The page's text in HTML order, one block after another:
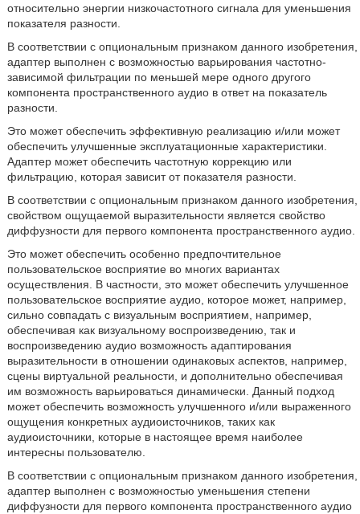
относительно энергии низкочастотного сигнала для уменьшения
показателя разности.
В соответствии с опциональным признаком данного изобретения,
адаптер выполнен с возможностью варьирования частотно-
зависимой фильтрации по меньшей мере одного другого
компонента пространственного аудио в ответ на показатель
разности.
Это может обеспечить эффективную реализацию и/или может
обеспечить улучшенные эксплуатационные характеристики.
Адаптер может обеспечить частотную коррекцию или
фильтрацию, которая зависит от показателя разности.
В соответствии с опциональным признаком данного изобретения,
свойством ощущаемой выразительности является свойство
диффузности для первого компонента пространственного аудио.
Это может обеспечить особенно предпочтительное
пользовательское восприятие во многих вариантах
осуществления. В частности, это может обеспечить улучшенное
пользовательское восприятие аудио, которое может, например,
сильно совпадать с визуальным восприятием, например,
обеспечивая как визуальному воспроизведению, так и
воспроизведению аудио возможность адаптирования
выразительности в отношении одинаковых аспектов, например,
сцены виртуальной реальности, и дополнительно обеспечивая
им возможность варьироваться динамически. Данный подход
может обеспечить возможность улучшенного и/или выраженного
ощущения конкретных аудиоисточников, таких как
аудиоисточники, которые в настоящее время наиболее
интересны пользователю.
В соответствии с опциональным признаком данного изобретения,
адаптер выполнен с возможностью уменьшения степени
диффузности для первого компонента пространственного аудио